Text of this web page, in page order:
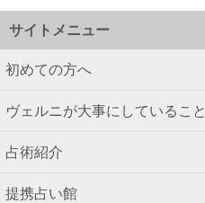
サイトメニュー
初めての方へ
ヴェルニが大事にしていること
占術紹介
提携占い館